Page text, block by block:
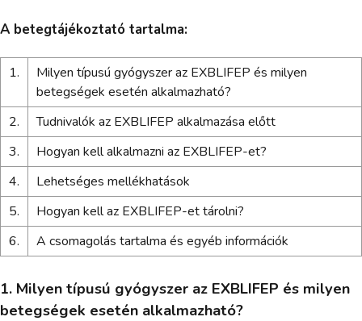
A betegtájékoztató tartalma:
1.
Milyen típusú gyógyszer az EXBLIFEP és milyen
betegségek esetén alkalmazható?
2.
Tudnivalók az EXBLIFEP alkalmazása előtt
3.
Hogyan kell alkalmazni az EXBLIFEP-et?
4.
Lehetséges mellékhatások
5.
Hogyan kell az EXBLIFEP-et tárolni?
6.
A csomagolás tartalma és egyéb információk
1. Milyen típusú gyógyszer az EXBLIFEP és milyen
betegségek esetén alkalmazható?